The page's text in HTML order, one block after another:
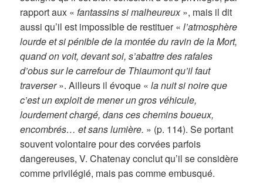
rapport aux «fantassins si malheureux», mais il dit
aussi qu’il est impossible de restituer «l’atmosphère
lourde et si pénible de la montée du ravin de la Mort,
quand on voit, devant soi, s’abattre des rafales
d’obus sur le carrefour de Thiaumont qu’il faut
traverser». Ailleurs il évoque «la nuit si noire que
c’est un exploit de mener un gros véhicule,
lourdement chargé, dans ces chemins boueux,
encombrés… et sans lumière. » (p. 114). Se portant
souvent volontaire pour des corvées parfois
dangereuses, V. Chatenay conclut qu’il se considère
comme privilégié, mais pas comme embusqué.